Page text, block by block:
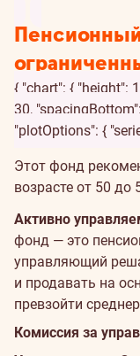
{ "chart": { "height":
30,
"plotOptions": {
Этот фонд
возрасте от 50 до
Активно
фонд — это
управляющий
и продавать на
превзойти
Комиссия за